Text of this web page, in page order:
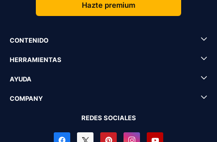
Hazte premium
CONTENIDO
HERRAMIENTAS
AYUDA
COMPANY
REDES SOCIALES